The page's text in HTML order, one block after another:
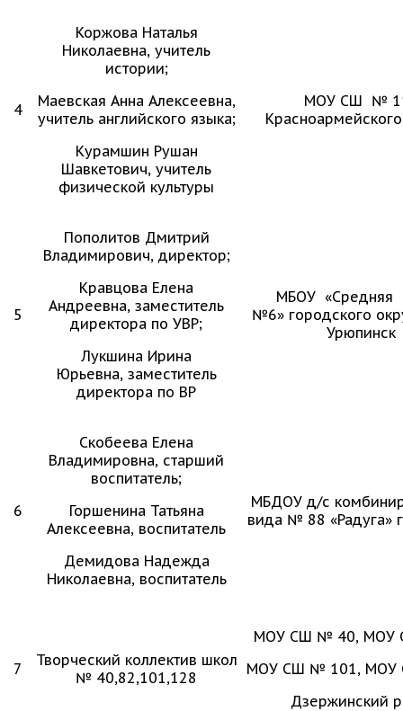
4
Коржова Наталья
Николаевна, учитель
истории;
Маевская Анна Алексеевна,
учитель английского языка;
Курамшин Рушан
Шавкетович, учитель
физической культуры
МОУ СШ №
5
Пополитов Дмитрий
Владимирович, директор;
Кравцова Елена
Андреевна, заместитель
директора по УВР;
Лукшина Ирина
Юрьевна, заместитель
директора по ВР
МБОУ «Средняя
№6» городского
Урюпинск
6
Скобеева Елена
Владимировна, старший
воспитатель;
Горшенина Татьяна
Алексеевна, воспитатель
Демидова Надежда
Николаевна, воспитатель
МБДОУ д/с
вида № 88 «Радуга»
7
Творческий коллектив школ
№ 40,82,101,128
МОУ СШ № 40, МОУ
МОУ СШ № 101, МОУ
Дзержинский